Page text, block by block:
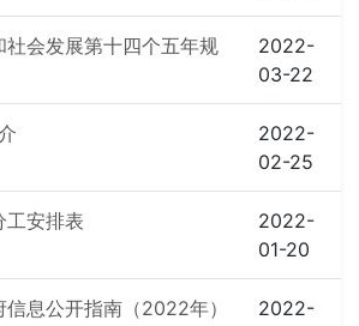
会发展第十四个五年规
2022-
03-22
2022-
02-25
工安排表
2022-
01-20
息公开指南（2022年）
2022-